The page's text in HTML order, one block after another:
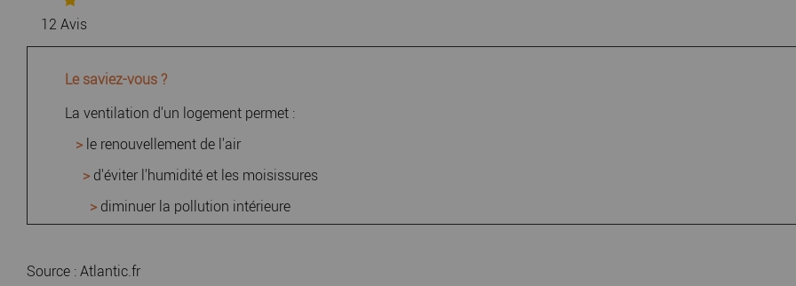
12 Avis
Le saviez-vous ?
La ventilation d'un logement permet :
>le renouvellement de l'air
>d'éviter l'humidité et les moisissures
>diminuer la pollution intérieure
Source : Atlantic.fr